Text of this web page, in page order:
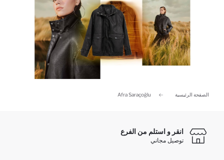
الصفحة الرئيسية Afra Saraçoğlu
انقر و استلم من الفرع
توصيل مجاني